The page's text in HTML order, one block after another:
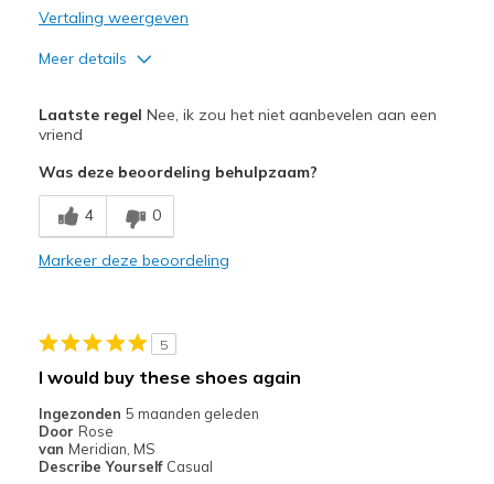
Vertaling weergeven
Meer details
Attractive Design
Breathe Well
Stylish
Minpunten
Width
Sizing
Feels true to size
Laatste regel Nee, ik zou het niet aanbevelen aan een
vriend
Was deze beoordeling behulpzaam?
4 0
Markeer deze beoordeling
5
I would buy these shoes again
Ingezonden 5 maanden geleden
Door Rose
van Meridian, MS
Describe Yourself Casual